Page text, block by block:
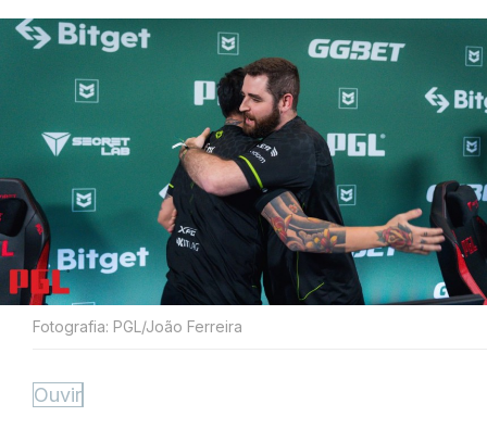
Fotografia: PGL/João Ferreira
Ouvir